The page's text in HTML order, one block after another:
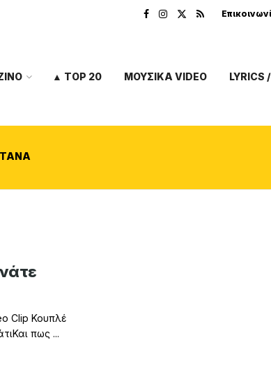
▲ TOP 20 ΜΟΥΣΙΚΑ VIDEO LYRICS
Clip Κουπλέ
πως ...